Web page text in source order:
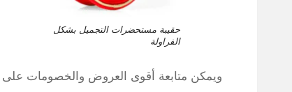
حقيبة مستحضرات التجميل بشكل
الفراولة
ويمكن متابعة أقوى العروض والخصومات على